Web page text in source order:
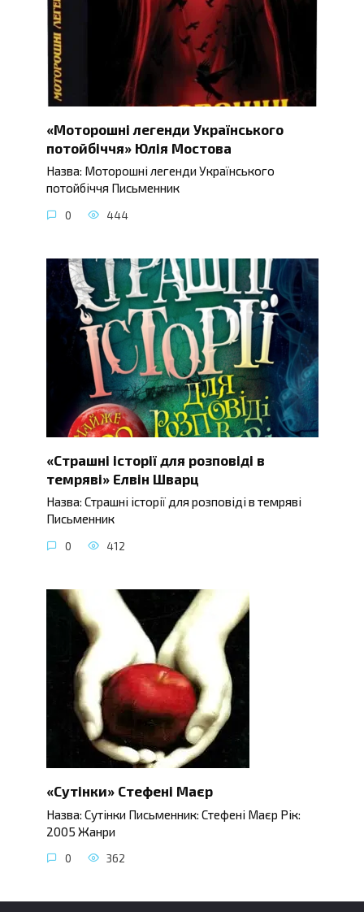
«Моторошні легенди Українського
потойбіччя» Юлія Мостова
Назва: Моторошні легенди Українського
потойбіччя Письменник
0 444
«Страшні історії для розповіді в
темряві» Елвін Шварц
Назва: Страшні історії для розповіді в темряві
Письменник
0 412
«Сутінки» Стефені Маєр
Назва: Сутінки Письменник: Стефені Маєр Рік:
2005 Жанри
0 362